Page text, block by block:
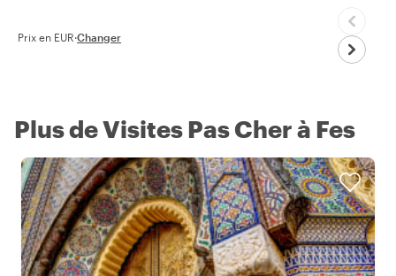
Prix en EUR·Changer
Plus de Visites Pas Cher à Fes